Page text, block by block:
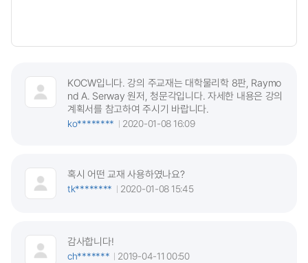
KOCW입니다. 강의 주교재는 대학물리학 8판, Raymo
nd A. Serway 원저, 청문각입니다. 자세한 내용은 강의
계획서를 참고하여 주시기 바랍니다.
ko********
2020-01-08 16:09
혹시 어떤 교재 사용하였나요?
tk********
2020-01-08 15:45
감사합니다!
ch*******
2019-04-11 00:50